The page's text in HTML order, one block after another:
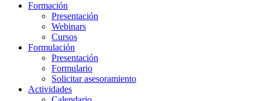
Formación
Presentación
Webinars
Cursos
Formulación
Presentación
Formulario
Solicitar asesoramiento
Actividades